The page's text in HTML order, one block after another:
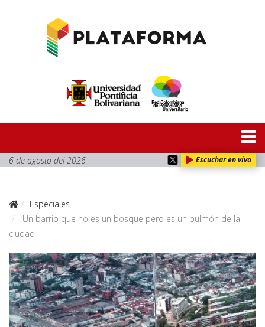
6 de agosto del 2026 Escuchar en vivo
Especiales
Un barrio que no es un bosque pero es un pulmón de la
ciudad